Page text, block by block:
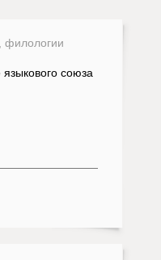
филологии
союза